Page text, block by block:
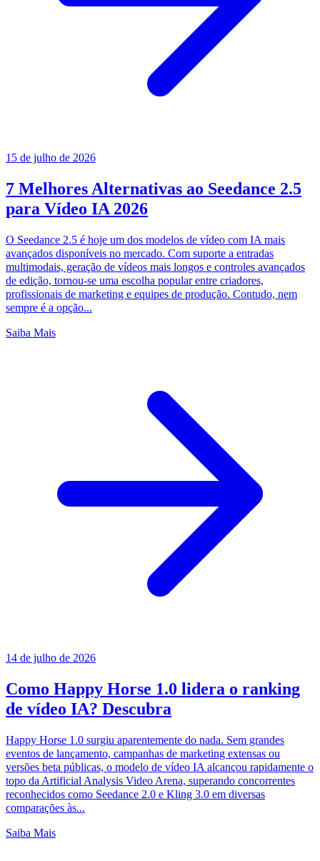
15 de julho de 2026
7 Melhores Alternativas ao Seedance 2.5
para Vídeo IA 2026
O Seedance 2.5 é hoje um dos modelos de vídeo com IA mais
avançados disponíveis no mercado. Com suporte a entradas
multimodais, geração de vídeos mais longos e controles avançados
de edição, tornou-se uma escolha popular entre criadores,
profissionais de marketing e equipes de produção. Contudo, nem
sempre é a opção...
Saiba Mais
14 de julho de 2026
Como Happy Horse 1.0 lidera o ranking
de vídeo IA? Descubra
Happy Horse 1.0 surgiu aparentemente do nada. Sem grandes
eventos de lançamento, campanhas de marketing extensas ou
versões beta públicas, o modelo de vídeo IA alcançou rapidamente o
topo da Artificial Analysis Video Arena, superando concorrentes
reconhecidos como Seedance 2.0 e Kling 3.0 em diversas
comparações às...
Saiba Mais